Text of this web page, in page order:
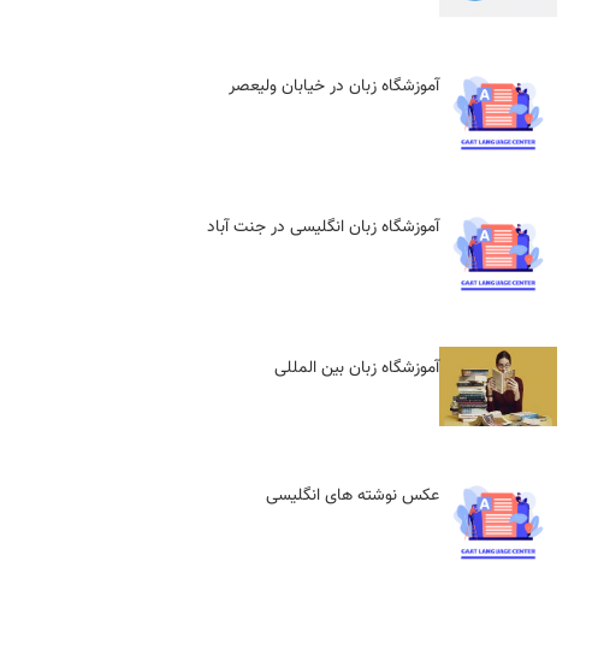
آموزشگاه زبان در خیابان ولیعصر
آموزشگاه زبان انگلیسی در جنت آباد
آموزشگاه زبان بین المللی
عکس نوشته های انگلیسی